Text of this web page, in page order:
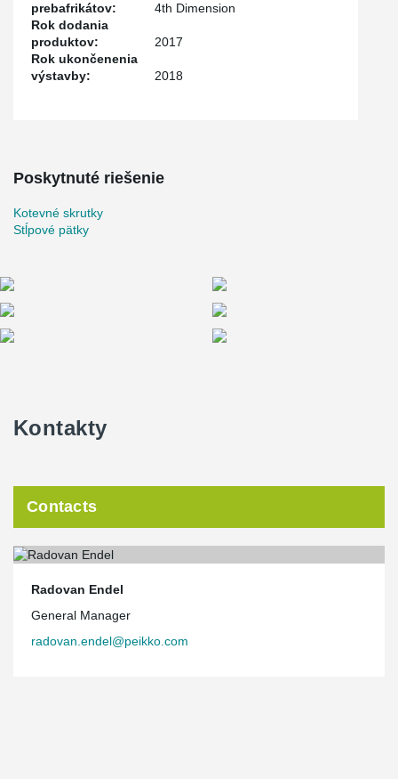
prebafrikátov:
4th Dimension
Rok dodania
produktov:
2017
Rok ukončenenia
výstavby:
2018
Poskytnuté riešenie
Kotevné skrutky
Stĺpové pätky
Kontakty
Contacts
Radovan Endel
General Manager
radovan.endel@peikko.com